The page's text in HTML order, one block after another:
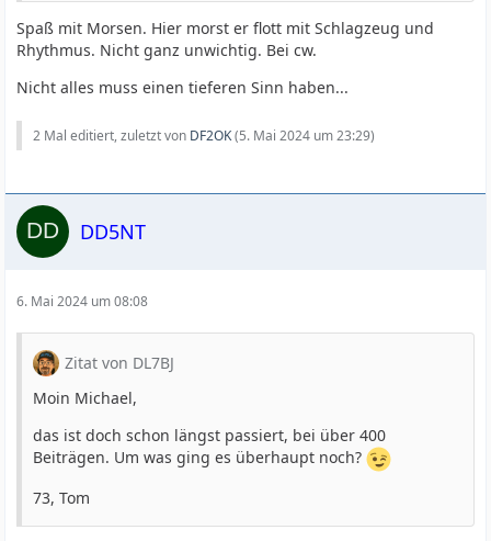
Spaß mit Morsen. Hier morst er flott mit Schlagzeug und
Rhythmus. Nicht ganz unwichtig. Bei cw.
Nicht alles muss einen tieferen Sinn haben...
2 Mal editiert, zuletzt von DF2OK(5. Mai 2024 um 23:29)
DD5NT
6. Mai 2024 um 08:08
Zitat von DL7BJ
Moin Michael,
das ist doch schon längst passiert, bei über 400
Beiträgen. Um was ging es überhaupt noch?
73, Tom